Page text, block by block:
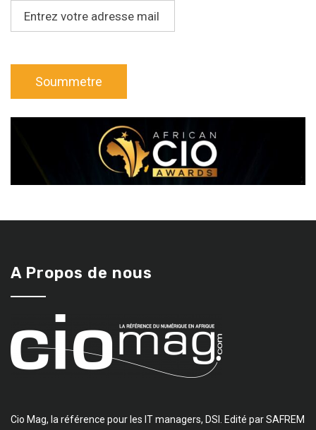
A Propos de nous
Cio Mag, la référence pour les IT managers, DSI. Edité par SAFREM